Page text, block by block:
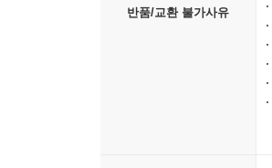
반품/교환 불가사유